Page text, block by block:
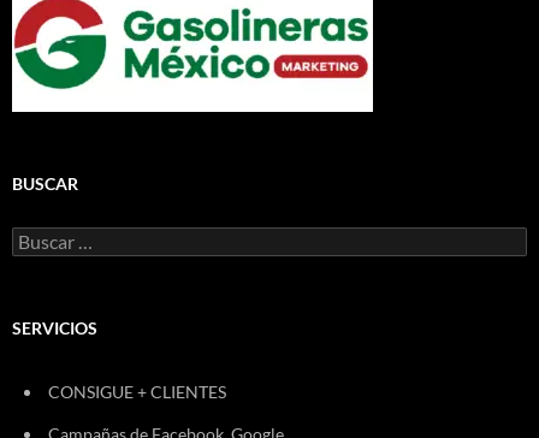
BUSCAR
Buscar:
SERVICIOS
CONSIGUE + CLIENTES
Campañas de Facebook, Google